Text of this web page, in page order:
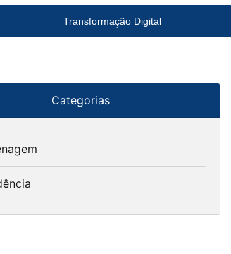
Transformação Digital
Categorias